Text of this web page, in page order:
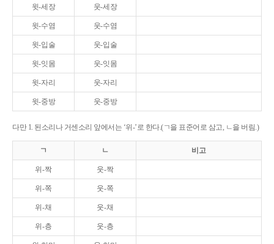
윗-세장 웃-세장
윗-수염 웃-수염
윗-입술 웃-입술
윗-잇몸 웃-잇몸
윗-자리 웃-자리
윗-중방 웃-중방
다만 1. 된소리나 거센소리 앞에서는 ‘위-’로 한다.(ㄱ을 표준어로 삼고, ㄴ을 버림.)
ㄱ ㄴ 비고
위-짝 웃-짝
위-쪽 웃-쪽
위-채 웃-채
위-층 웃-층